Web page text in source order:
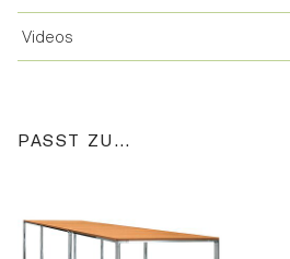
Videos
PASST ZU…